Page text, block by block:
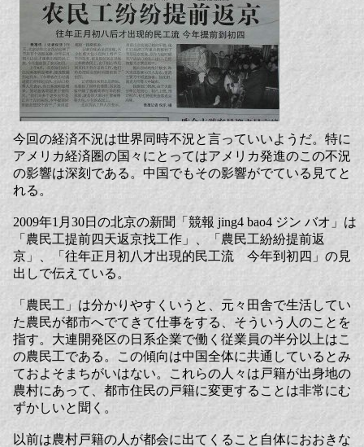
今回の経済不況は世界同時不況と言っていいようだ。特に
アメリカ経済圏の国々にとってはアメリカ発進のこの不況
の影響は深刻である。中国でもその影響がでている見てと
れる。
2009年1月30日の北京の新聞「競報 jing4 bao4 ジン バオ」は
「農民工提前四天返京找工作」、「農民工紛紛提前返
京」、「往年正月初八才出現的民工流 今年到初四」の見
出しで伝えている。
「農民工」は分かりやすくいうと、元々田舎で生活してい
た農民が都市へでてきて仕事をする、そういう人のことを
指す。大連開発区の日系企業で働く従業員の半分以上はこ
の農民工である。この傾向は中国全体に共通しているとみ
ておよそまちがいはない。これらの人々は戸籍が出身地の
農村にあって、都市住民の戸籍に変更することは非常にむ
ずかしいと聞く。
以前は農村戸籍の人が都会に出てくること自体におおきな